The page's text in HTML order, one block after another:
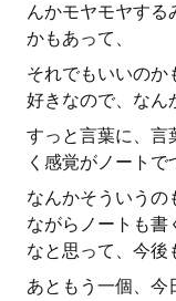
んかモヤモヤする
かもあって、
それでもいいのか
好きなので、なん
すっと言葉に、言
く感覚がノートで
なんかそういうの
ながらノートも書
なと思って、今後
あともう一個、今